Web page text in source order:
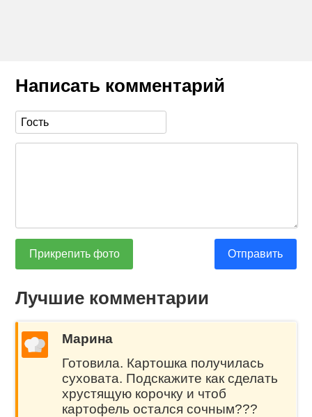
Написать комментарий
Прикрепить фото Отправить
Лучшие комментарии
Марина
Готовила. Картошка получилась
суховата. Подскажите как сделать
хрустящую корочку и чтоб
картофель остался сочным???